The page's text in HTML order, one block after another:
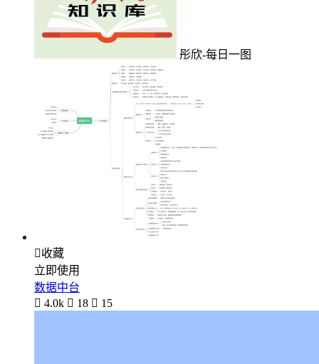
彤欣-每日一图
收藏
立即使用
数据中台
 4.0k  18  15